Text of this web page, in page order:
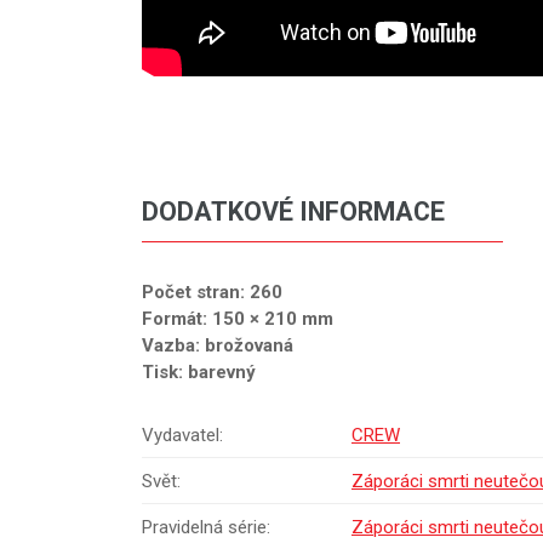
DODATKOVÉ INFORMACE
Počet stran: 260
Formát: 150 × 210 mm
Vazba: brožovaná
Tisk: barevný
Vydavatel: CREW
Svět: Záporáci smrti
Pravidelná série: Záporáci smrti